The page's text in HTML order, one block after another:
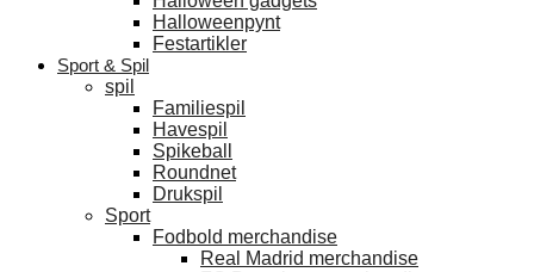
Halloweenpynt
Festartikler
Sport & Spil
spil
Familiespil
Havespil
Spikeball
Roundnet
Drukspil
Sport
Fodbold merchandise
Real Madrid merchandise